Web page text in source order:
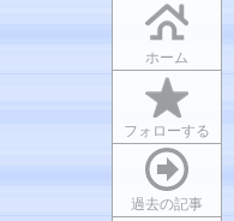
ホーム
フォローする
過去の記事